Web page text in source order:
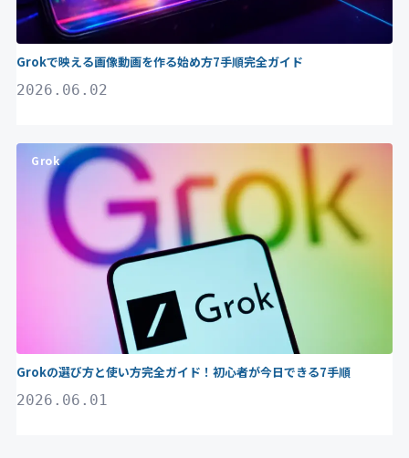
Grokで映える画像動画を作る始め方7手順完全ガイド
2026.06.02
Grok
Grokの選び方と使い方完全ガイド！初心者が今日できる7手順
2026.06.01